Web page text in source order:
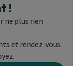
!
ne plus rien
et rendez-vous.